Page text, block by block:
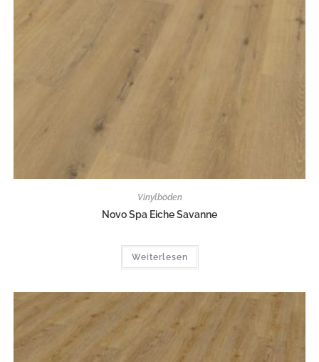
Vinylböden
Novo Spa Eiche Savanne
Weiterlesen